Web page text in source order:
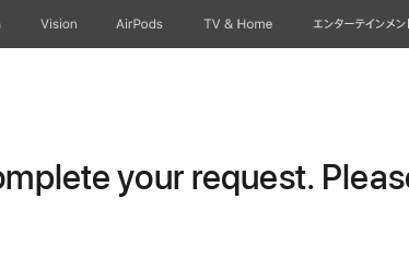
Vision AirPods TV & Home エンターテインメン
your request.